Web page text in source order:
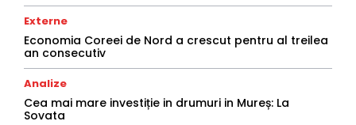
Externe
Economia Coreei de Nord a crescut pentru al treilea
an consecutiv
Analize
Cea mai mare investiție in drumuri in Mureș: La
Sovata